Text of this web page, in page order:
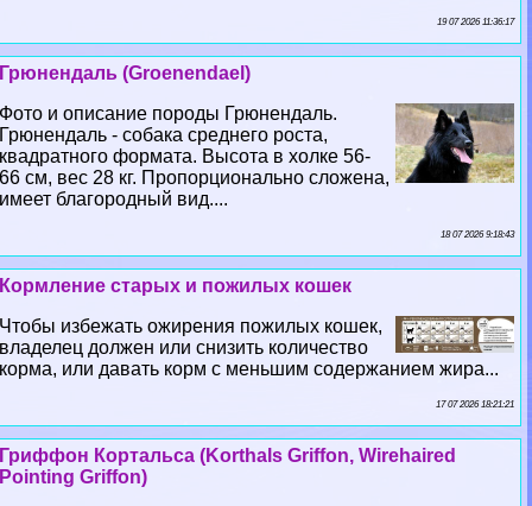
19 07 2026 11:36:17
Грюнендаль (Groenendael)
Фото и описание породы Грюнендаль.
Грюнендаль - собака среднего роста,
квадратного формата. Высота в холке 56-
66 см, вес 28 кг. Пропорционально сложена,
имеет благородный вид....
18 07 2026 9:18:43
Кормление старых и пожилых кошек
Чтобы избежать ожирения пожилых кошек,
владелец должен или снизить количество
корма, или давать корм с меньшим содержанием жира...
17 07 2026 18:21:21
Гриффон Кортальса (Korthals Griffon, Wirehaired
Pointing Griffon)